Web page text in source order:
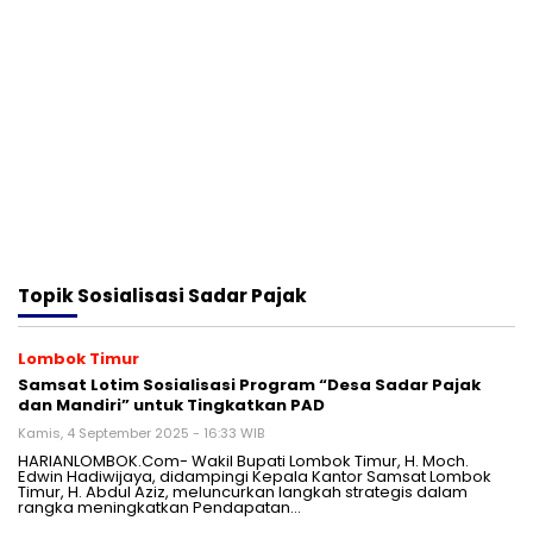
TopikSosialisasi Sadar Pajak
Lombok Timur
Samsat Lotim Sosialisasi Program “Desa Sadar Pajak
dan Mandiri” untuk Tingkatkan PAD
Kamis, 4 September 2025 - 16:33 WIB
HARIANLOMBOK.Com- Wakil Bupati Lombok Timur, H. Moch.
Edwin Hadiwijaya, didampingi Kepala Kantor Samsat Lombok
Timur, H. Abdul Aziz, meluncurkan langkah strategis dalam
rangka meningkatkan Pendapatan…